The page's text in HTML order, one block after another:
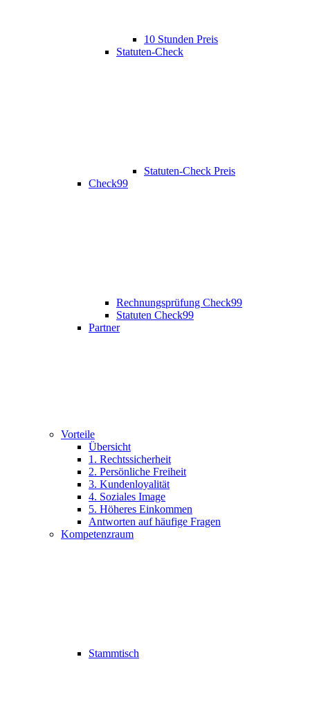
10 Stunden Preis
Statuten-Check
Statuten-Check Preis
Check99
Rechnungsprüfung Check99
Statuten Check99
Partner
Vorteile
Übersicht
1. Rechtssicherheit
2. Persönliche Freiheit
3. Kundenloyalität
4. Soziales Image
5. Höheres Einkommen
Antworten auf häufige Fragen
Kompetenzraum
Stammtisch